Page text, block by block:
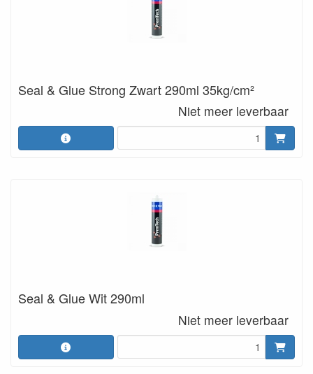
Seal & Glue Strong Zwart 290ml 35kg/cm²
Niet meer leverbaar
Seal & Glue Wit 290ml
Niet meer leverbaar